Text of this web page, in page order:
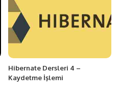
Hibernate Dersleri 4 –
Kaydetme İşlemi